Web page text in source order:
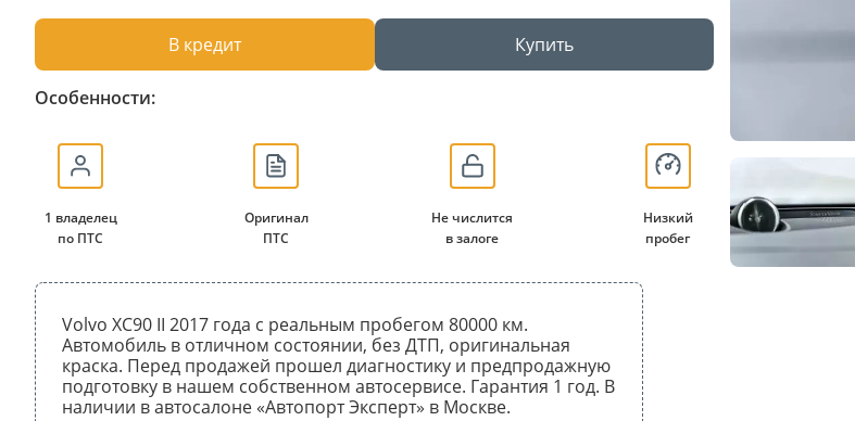
В кредит Купить
Особенности:
1 владелец
по ПТС
Оригинал
ПТС
Не числится
в залоге
Низкий
пробег
Volvo XC90 II 2017 года с реальным пробегом 80000 км.
Автомобиль в отличном состоянии, без ДТП, оригинальная
краска. Перед продажей прошел диагностику и предпродажную
подготовку в нашем собственном автосервисе. Гарантия 1 год. В
наличии в автосалоне «Автопорт Эксперт» в Москве.